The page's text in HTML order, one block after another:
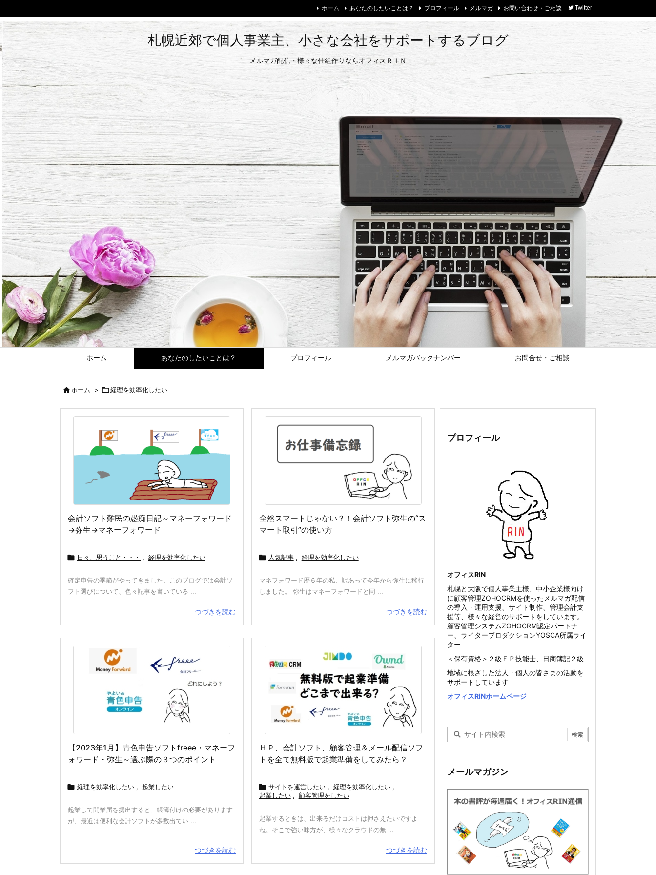
札幌近郊で個人事業主、小さな会社をサポートするブログ
メルマガ配信・様々な仕組作りならオフィスＲＩＮ
ホーム あなたのしたいことは？ プロフィール メルマガバックナンバー お問合せ・ご相談
ホーム あなたのしたいことは？ プロフィール メルマガ お問い合わせ・ご相談 Twitter
ホーム > 経理を効率化したい
会計ソフト難民の愚痴日記～マネーフォワード
→弥生→マネーフォワード
 日々、思うこと・・・ , 経理を効率化したい
確定申告の季節がやってきました。このブログでは会計ソ
フト選びについて、色々記事を書いている ...
つづきを読む
全然スマートじゃない？！会計ソフト弥生の“ス
マート取引”の使い方
 人気記事 , 経理を効率化したい
マネフォワード歴６年の私、訳あって今年から弥生に移行
しました。 弥生はマネーフォワードと同 ...
つづきを読む
【2023年1月】青色申告ソフトfreee・マネーフ
ォワード・弥生～選ぶ際の３つのポイント
 経理を効率化したい , 起業したい
起業して開業届を提出すると、帳簿付けの必要があります
が、最近は便利な会計ソフトが多数出てい ...
つづきを読む
ＨＰ、会計ソフト、顧客管理＆メール配信ソフ
トを全て無料版で起業準備をしてみたら？
 サイトを運営したい , 経理を効率化したい ,
起業したい , 顧客管理をしたい
起業するときは、出来るだけコストは押さえたいですよ
ね。そこで強い味方が、様々なクラウドの無 ...
つづきを読む
プロフィール
オフィスRIN
札幌と大阪で個人事業主様、中小企業様向け
に顧客管理ZOHOCRMを使ったメルマガ配信
の導入・運用支援、サイト制作、管理会計支
援等、様々な経営のサポートをしています。
顧客管理システムZOHOCRM認定パートナ
ー、ライタープロダクションYOSCA所属ライ
ター
＜保有資格＞２級ＦＰ技能士、日商簿記２級
地域に根ざした法人・個人の皆さまの活動を
サポートしています！
オフィスRINホームページ
メールマガジン